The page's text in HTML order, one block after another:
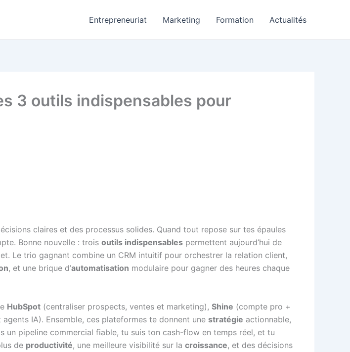
Entrepreneuriat Marketing Formation Actualités
3 outils indispensables pour
claires et des processus solides. Quand tout repose sur tes épaules
Bonne nouvelle : trois outils indispensables permettent aujourd’hui de
Le trio gagnant combine un CRM intuitif pour orchestrer la relation client,
, et une brique d’automatisation modulaire pour gagner des heures chaque
HubSpot (centraliser prospects, ventes et marketing), Shine (compte pro +
IA). Ensemble, ces plateformes te donnent une stratégie actionnable,
un pipeline commercial fiable, tu suis ton cash-flow en temps réel, et tu
de productivité, une meilleure visibilité sur la croissance, et des décisions